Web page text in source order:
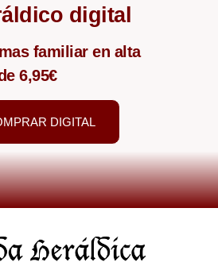
digital
familiar en alta
6,95€
DIGITAL